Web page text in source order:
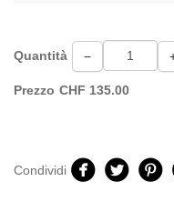
Quantità −
Prezzo CHF 135.00
Condividi